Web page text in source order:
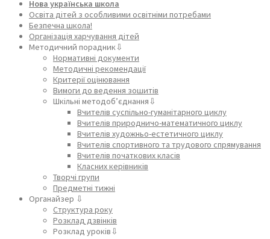
Нова українська школа
Освіта дітей з особливими освітніми потребами
Безпечна школа!
Організація харчування дітей
Методичний порадник⇩
Нормативні документи
Методичні рекомендації
Критерії оцінювання
Вимоги до ведення зошитів
Шкільні методоб’єднання⇩
Вчителів суспільно-гуманітарного циклу
Вчителів природничо-математичного циклу
Вчителів художньо-естетичного циклу
Вчителів спортивного та трудового спрямування
Вчителів початкових класів
Класних керівників
Творчі групи
Предметні тижні
Органайзер ⇩
Структура року
Розклад дзвінків
Розклад уроків⇩